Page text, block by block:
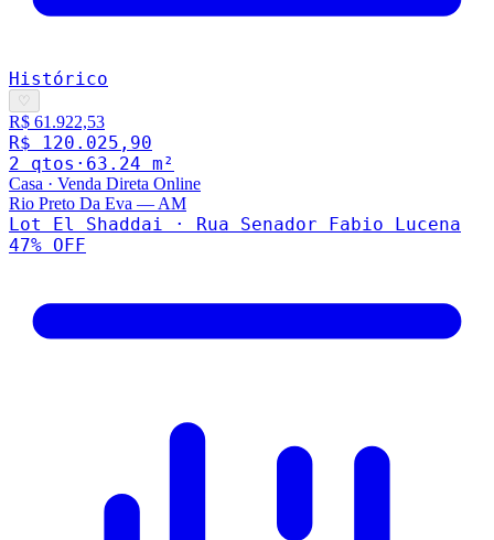
Histórico
♡
R$ 61.922,53
R$ 120.025,90
2 qtos · 63.24 m²
Casa · Venda Direta Online
Rio Preto Da Eva — AM
Lot El Shaddai · Rua Senador Fabio Lucena
47% OFF